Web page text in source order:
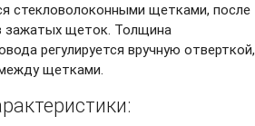
стекловолоконными щетками, после
зажатых щеток. Толщина
регулируется вручную отверткой,
щетками.